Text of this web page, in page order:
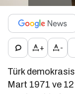
+ -
Türk
Mart 1971 ve